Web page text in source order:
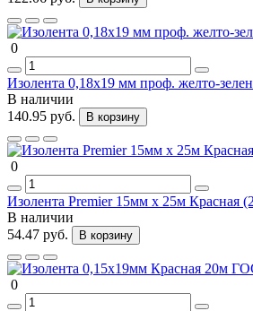
0
Изолента 0,18х19 мм проф. желто-
В наличии
140.95 руб.
В корзину
0
Изолента Premier 15мм х 25м Красная
В наличии
54.47 руб.
В корзину
0